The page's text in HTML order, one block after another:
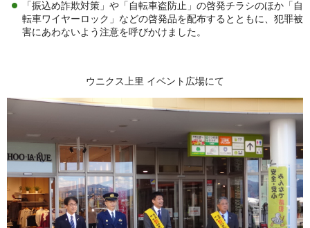
「振込め詐欺対策」や「自転車盗防止」の啓発チラシのほか「自
転車ワイヤーロック」などの啓発品を配布するとともに、犯罪被
害にあわないよう注意を呼びかけました。
ウニクス上里 イベント広場にて